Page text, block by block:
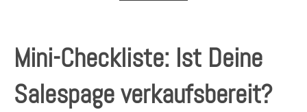
Mini-Checkliste: Ist Deine
Salespage verkaufsbereit?